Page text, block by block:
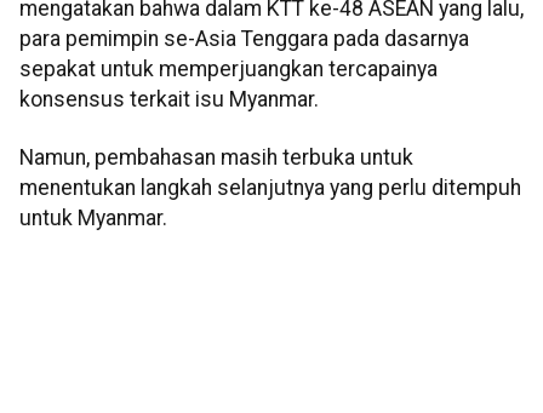
mengatakan bahwa dalam KTT ke-48 ASEAN yang lalu,
para pemimpin se-Asia Tenggara pada dasarnya
sepakat untuk memperjuangkan tercapainya
konsensus terkait isu Myanmar.
Namun, pembahasan masih terbuka untuk
menentukan langkah selanjutnya yang perlu ditempuh
untuk Myanmar.